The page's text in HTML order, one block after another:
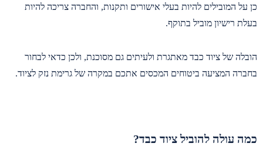
כן על המובילים להיות בעלי אישורים ותקנות, והחברה צריכה להיות
בעלת רישיון מוביל בתוקף.
הובלה של ציוד כבד מאתגרת ולעיתים גם מסוכנת, ולכן כדאי לבחור
בחברה המציעה ביטוחים המכסים אתכם במקרה של גרימת נזק לציוד.
כמה עולה להוביל ציוד כבד?